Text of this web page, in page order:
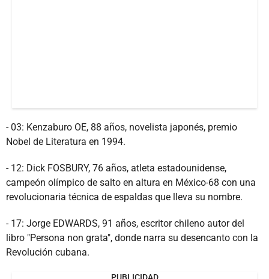
- 03: Kenzaburo OE, 88 años, novelista japonés, premio
Nobel de Literatura en 1994.
- 12: Dick FOSBURY, 76 años, atleta estadounidense,
campeón olímpico de salto en altura en México-68 con una
revolucionaria técnica de espaldas que lleva su nombre.
- 17: Jorge EDWARDS, 91 años, escritor chileno autor del
libro "Persona non grata", donde narra su desencanto con la
Revolución cubana.
PUBLICIDAD